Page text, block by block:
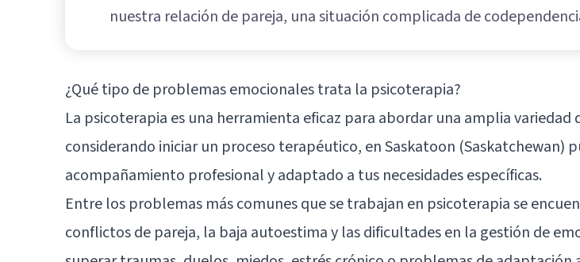
nuestra relación de pareja, una situación complicada de
¿Qué tipo de problemas emocionales trata la psicoterapia?
La psicoterapia es una herramienta eficaz para abordar una amplia
considerando iniciar un proceso terapéutico, en Saskatoon (Saskatchewan)
acompañamiento profesional y adaptado a tus necesidades específicas.
Entre los problemas más comunes que se trabajan en psicoterapia se
conflictos de pareja, la baja autoestima y las dificultades en la gestión de